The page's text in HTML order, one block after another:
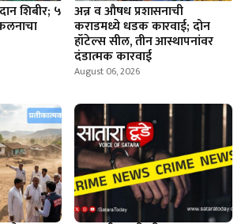
शिबीर; ५ अन्न व औषध प्रशासनाची
कराडमध्ये धडक कारवाई; दोन
हॉटेल्स सील, तीन आस्थापनांवर
दंडात्मक कारवाई
August 06, 2026